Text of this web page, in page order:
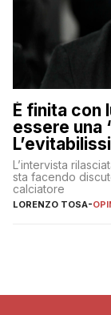
È finita con
essere una
L’intervista
sta facendo
calciatore
LORENZO TOSA-